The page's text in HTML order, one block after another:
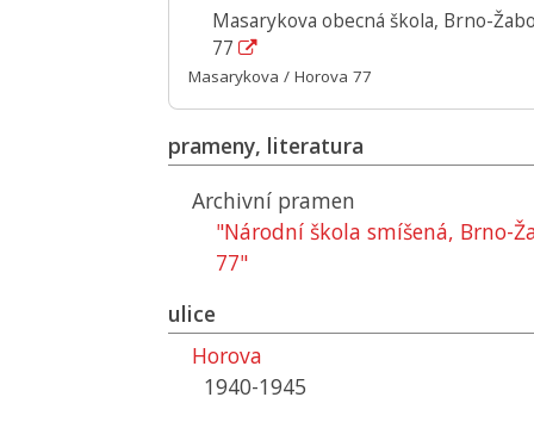
Masarykova obecná škola, Brno-
77
Masarykova / Horova 77
prameny, literatura
Archivní pramen
"Národní škola smíšená, Brno-
77"
ulice
Horova
1940-1945